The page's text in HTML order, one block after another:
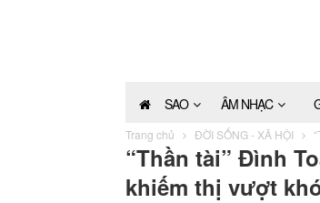
SAO ÂM NHẠC
Trang chủ ĐỜI SỐNG - XÃ HỘI
“Thần tài” Đình
khiếm thị vượt